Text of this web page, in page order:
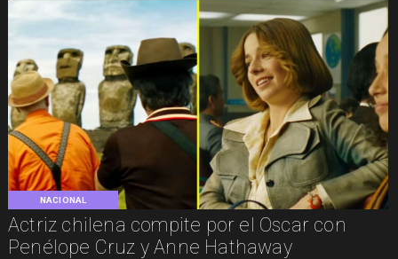
NACIONAL
Actriz chilena compite por el Oscar con
Penélope Cruz y Anne Hathaway